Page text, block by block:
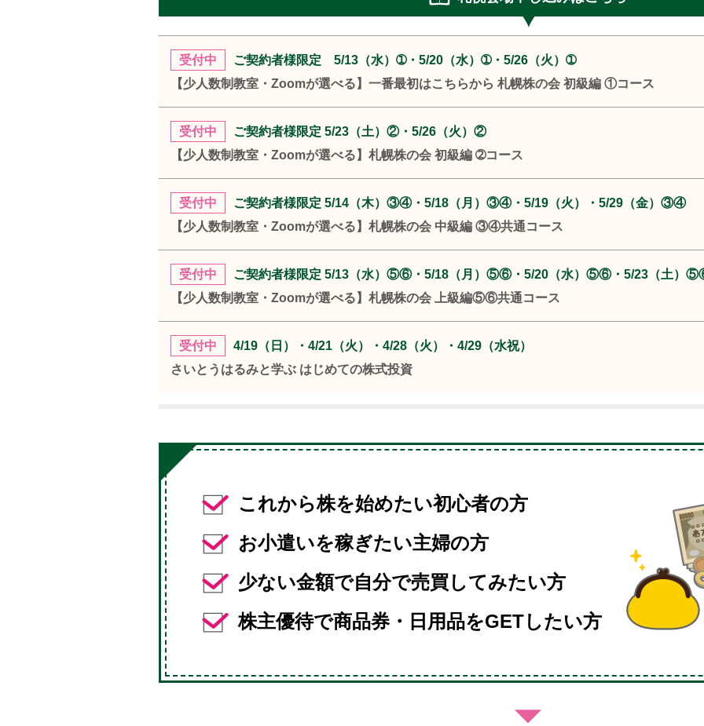
受付中
ご契約者様限定 5/13（水）➀・5/20（水）➀・5/26（火）➀
【少人数制教室・Zoomが選べる】一番最初はこちらから 札幌株の会 初級編 ①コース
受付中
ご契約者様限定 5/23（土）②・5/26（火）②
【少人数制教室・Zoomが選べる】札幌株の会 初級編 ➁コース
受付中
ご契約者様限定 5/14（木）③④・5/18（月）③④・5/19（火）・5/29（金）③④
【少人数制教室・Zoomが選べる】札幌株の会 中級編 ③④共通コース
受付中
ご契約者様限定 5/13（水）⑤⑥・5/18（月）⑤⑥・5/20（水）⑤⑥・5/23（土）
【少人数制教室・Zoomが選べる】札幌株の会 上級編⑤⑥共通コース
受付中
4/19（日）・4/21（火）・4/28（火）・4/29（水祝）
さいとうはるみと学ぶ はじめての株式投資
これから株を始めたい初心者の方
お小遣いを稼ぎたい主婦の方
少ない金額で自分で売買してみたい方
株主優待で商品券・日用品をGETしたい方